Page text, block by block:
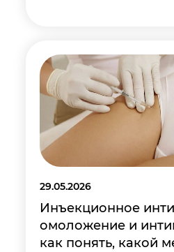
29.05.2026
Инъекционное
омоложение и
как понять, какой